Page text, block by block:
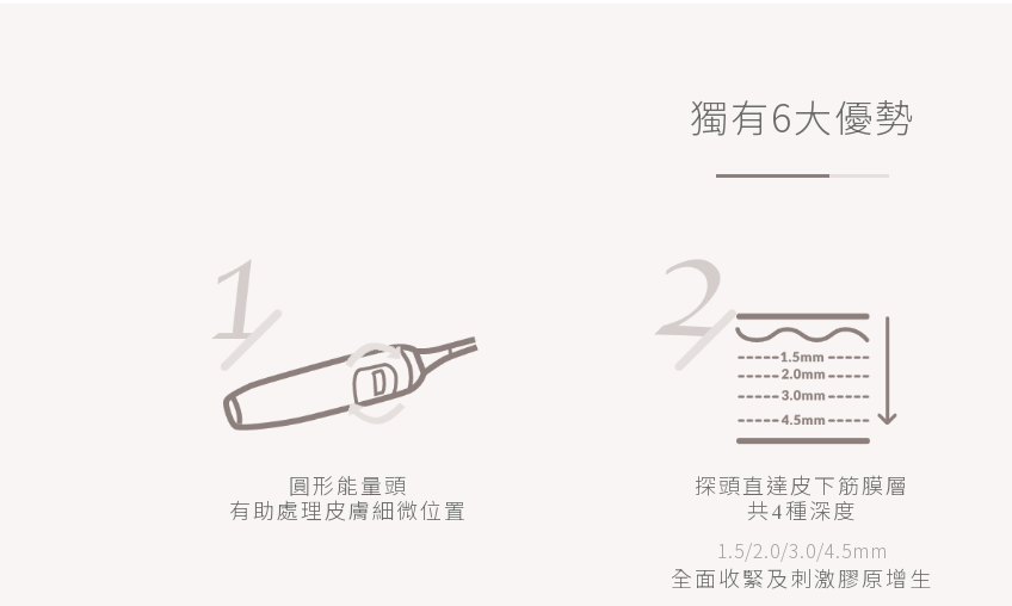
獨有6大優勢
圓形能量頭
有助處理皮膚細微位置
探頭直達皮下筋膜層
共4種深度
1.5/2.0/3.0/4.5mm
全面收緊及刺激膠原增生